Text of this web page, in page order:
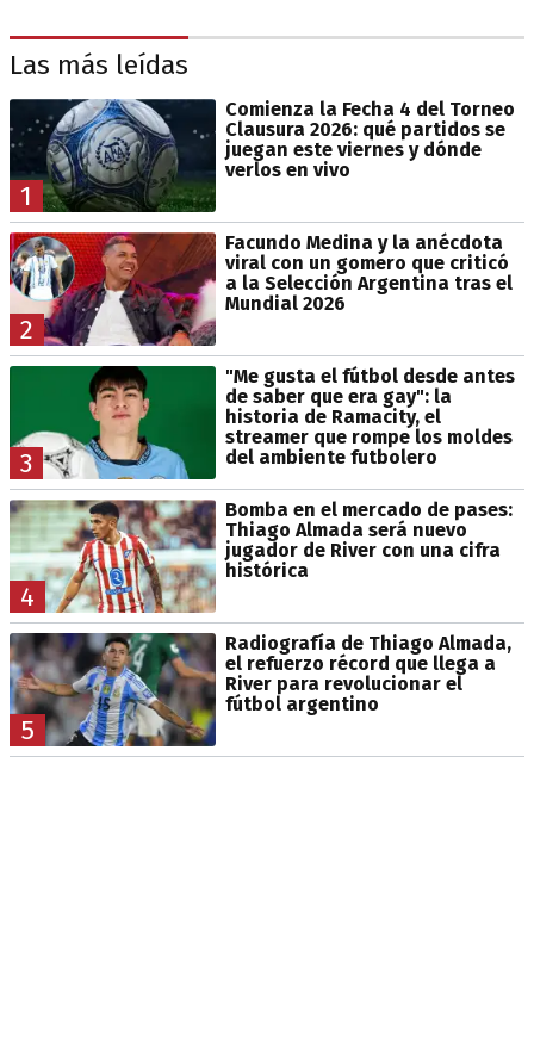
Las más leídas
1
Comienza la Fecha 4 del Torneo
Clausura 2026: qué partidos se
juegan este viernes y dónde
verlos en vivo
2
Facundo Medina y la anécdota
viral con un gomero que criticó
a la Selección Argentina tras el
Mundial 2026
3
"Me gusta el fútbol desde antes
de saber que era gay": la
historia de Ramacity, el
streamer que rompe los moldes
del ambiente futbolero
4
Bomba en el mercado de pases:
Thiago Almada será nuevo
jugador de River con una cifra
histórica
5
Radiografía de Thiago Almada,
el refuerzo récord que llega a
River para revolucionar el
fútbol argentino